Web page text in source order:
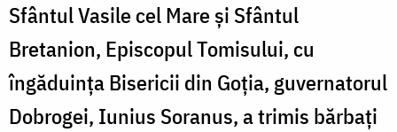
Sfântul Vasile cel Mare şi Sfântul
Bretanion, Episcopul Tomisului, cu
îngăduinţa Bisericii din Goţia, guvernatorul
Dobrogei, Iunius Soranus, a trimis bărbaţi